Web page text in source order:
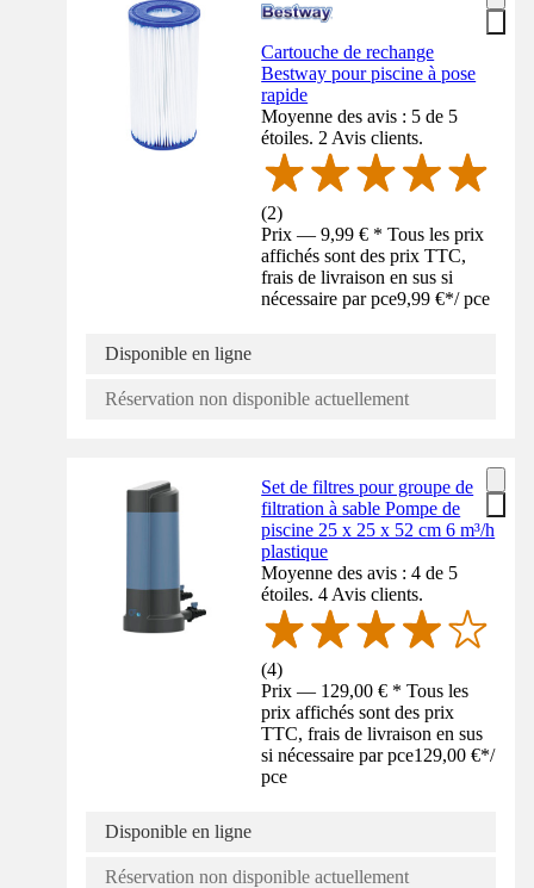
Cartouche de rechange
Bestway pour piscine à pose
rapide
Moyenne des avis : 5 de 5
étoiles. 2 Avis clients.
(2)
Prix — 9,99 € * Tous les prix
affichés sont des prix TTC,
frais de livraison en sus si
nécessaire par pce9,99 €*/ pce
Disponible en ligne
Réservation non disponible actuellement
Set de filtres pour groupe de
filtration à sable Pompe de
piscine 25 x 25 x 52 cm 6 m³/h
plastique
Moyenne des avis : 4 de 5
étoiles. 4 Avis clients.
(4)
Prix — 129,00 € * Tous les
prix affichés sont des prix
TTC, frais de livraison en sus
si nécessaire par pce129,00 €*/
pce
Disponible en ligne
Réservation non disponible actuellement